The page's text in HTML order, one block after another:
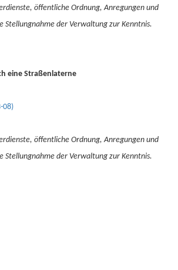
öffentliche Ordnung, Anregungen und
Stellungnahme der Verwaltung zur Kenntnis.
eine Straßenlaterne
08)
öffentliche Ordnung, Anregungen und
Stellungnahme der Verwaltung zur Kenntnis.